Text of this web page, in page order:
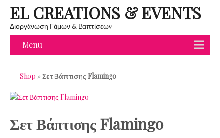
EL CREATIONS & EVENTS
Διοργάνωση Γάμων & Βαπτίσεων
Menu
Shop »Σετ Βάπτισης Flamingo
Σετ Βάπτισης Flamingo